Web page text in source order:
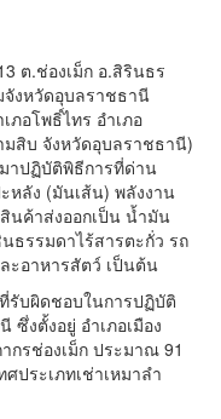
ต.ช่องเม็ก อ.สิรินธร
งหวัดอุบลราชธานี
ภอโพธิ์ไทร อำเภอ
มสิบ จังหวัดอุบลราชธานี)
าปฏิบัติพิธีการที่ด่าน
หลัง (มันเส้น) พลังงาน
นค้าส่งออกเป็น น้ำมัน
ธรรมดาไร้สารตะกั่ว รถ
ะอาหารสัตว์ เป็นต้น
รับผิดชอบในการปฏิบัติ
งตั้งอยู่ อำเภอเมือง
กรช่องเม็ก ประมาณ 91
ประเภทเช่าเหมาลำ